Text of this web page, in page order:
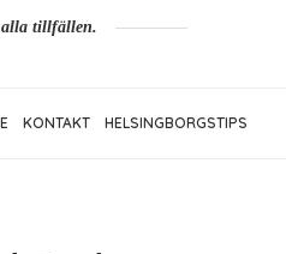
alla tillfällen.
KONTAKT HELSINGBORGSTIPS